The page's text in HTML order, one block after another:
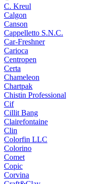
C. Kreul
Calgon
Canson
Cappelletto S.N.C.
Car-Freshner
Carioca
Centropen
Certa
Chameleon
Chartpak
Chistin Professional
Cif
Cillit Bang
Clairefontaine
Clin
Colorfin LLC
Colorino
Comet
Copic
Corvina